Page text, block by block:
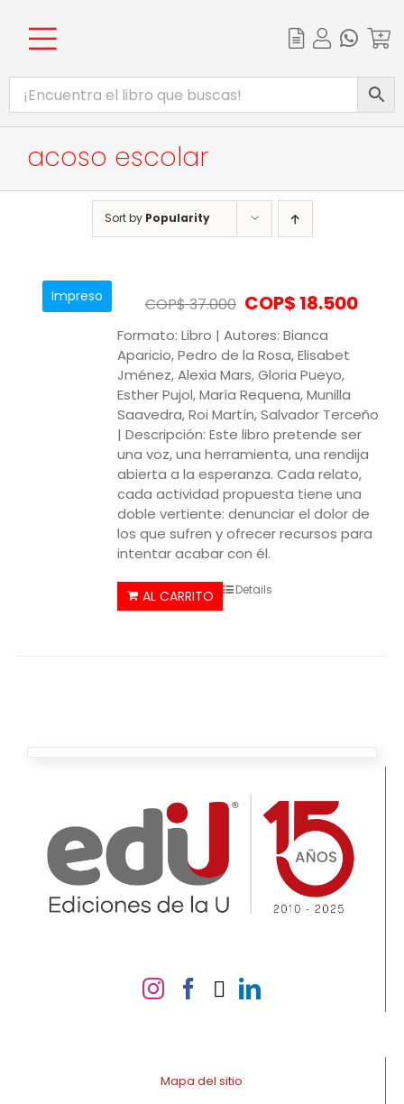
contentToggle
NavigationCATÁLOGO
EBOOKS
PROMOCIONES
COMPLEMENTOS WEB
acoso escolar
Sort by Popularity
Impreso COP$37.000 COP$ 18.500
Formato: Libro | Autores: Bianca
Aparicio, Pedro de la Rosa, Elisabet
Jménez, Alexia Mars, Gloria Pueyo,
Esther Pujol, María Requena, Munilla
Saavedra, Roi Martín, Salvador Terceño
| Descripción: Este libro pretende ser
una voz, una herramienta, una rendija
abierta a la esperanza. Cada relato,
cada actividad propuesta tiene una
doble vertiente: denunciar el dolor de
los que sufren y ofrecer recursos para
intentar acabar con él.
Details
Mapa del sitio